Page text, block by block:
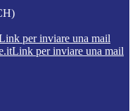
per inviare una mail
Link per inviare una mail